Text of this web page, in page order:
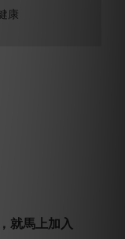
康
就馬上加入